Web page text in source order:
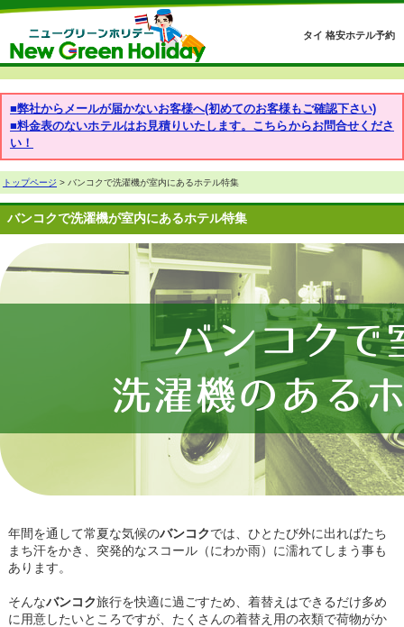
タイ 格安ホテル予約
■弊社からメールが届かないお客様へ(初めてのお客様もご確認下さい)
■料金表のないホテルはお見積りいたします。こちらからお問合せくださ
い！
トップページ > バンコクで洗濯機が室内にあるホテル特集
バンコクで洗濯機が室内にあるホテル特集
年間を通して常夏な気候のバンコクでは、ひとたび外に出ればたち
まち汗をかき、突発的なスコール（にわか雨）に濡れてしまう事も
あります。
そんなバンコク旅行を快適に過ごすため、着替えはできるだけ多め
に用意したいところですが、たくさんの着替え用の衣類で荷物がか